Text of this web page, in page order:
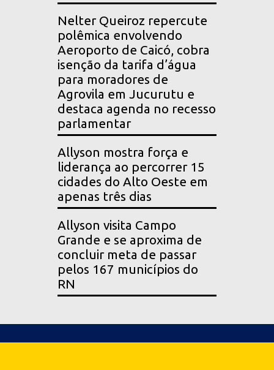
Nelter Queiroz repercute
polêmica envolvendo
Aeroporto de Caicó, cobra
isenção da tarifa d’água
para moradores de
Agrovila em Jucurutu e
destaca agenda no recesso
parlamentar
Allyson mostra força e
liderança ao percorrer 15
cidades do Alto Oeste em
apenas três dias
Allyson visita Campo
Grande e se aproxima de
concluir meta de passar
pelos 167 municípios do
RN